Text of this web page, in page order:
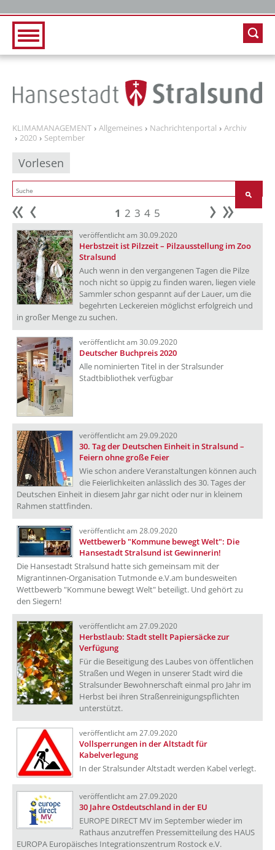
KLIMAMANAGEMENT Allgemeines Nachrichtenportal
Archiv
2020
September
Vorlesen
Anfang 1 2 3 4 5 weiter
veröffentlicht am 30.09.2020
Herbstzeit ist Pilzzeit – Pilzausstellung im Zoo
Stralsund
Auch wenn in den vergangenen Tagen die Pilze
noch nicht so üppig zu finden waren, liegen viele
Sammler schon gespannt auf der Lauer, um die
begehrten Leckereien möglichst erfolgreich und
in großer Menge zu suchen.
veröffentlicht am 30.09.2020
Deutscher Buchpreis 2020
Alle nominierten Titel in der Stralsunder
Stadtbibliothek verfügbar
veröffentlicht am 29.09.2020
30. Tag der Deutschen Einheit in Stralsund –
Feiern ohne große Feier
Wie schon andere Veranstaltungen können auch
die Feierlichkeiten anlässlich des 30. Tages der
Deutschen Einheit in diesem Jahr gar nicht oder nur in kleinem
Rahmen stattfinden.
veröffentlicht am 28.09.2020
Wettbewerb "Kommune bewegt Welt": Die
Hansestadt Stralsund ist Gewinnerin!
Die Hansestadt Stralsund hatte sich gemeinsam mit der
Migrantinnen-Organisation Tutmonde e.V.am bundesweiten
Wettbewerb "Kommune bewegt Welt" beteiligt. Und gehört zu
den Siegern!
veröffentlicht am 27.09.2020
Herbstlaub: Stadt stellt Papiersäcke zur
Verfügung
Für die Beseitigung des Laubes von öffentlichen
Straßen und Wegen in unserer Stadt wird die
Stralsunder Bewohnerschaft einmal pro Jahr im
Herbst bei ihren Straßenreinigungspflichten
unterstützt.
veröffentlicht am 27.09.2020
Vollsperrungen in der Altstadt für
Kabelverlegung
In der Stralsunder Altstadt werden Kabel verlegt.
veröffentlicht am 27.09.2020
30 Jahre Ostdeutschland in der EU
EUROPE DIRECT MV im September wieder im
Rathaus anzutreffen Pressemitteilung des HAUS
EUROPA Europäisches Integrationszentrum Rostock e.V.